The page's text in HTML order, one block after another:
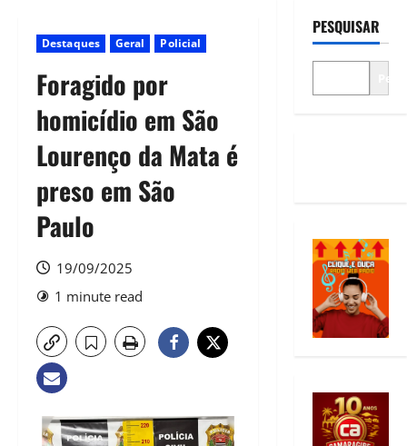
Destaques Geral Policial
Foragido por
homicídio em São
Lourenço da Mata é
preso em São
Paulo
19/09/2025
1 minute read
PESQUISAR